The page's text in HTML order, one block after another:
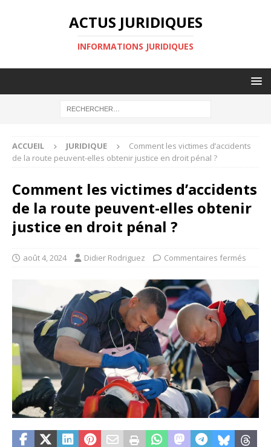
ACTUS JURIDIQUES
INFORMATIONS JURIDIQUES
ACCUEIL JURIDIQUE
Comment les victimes d’accidents
de la route peuvent-elles obtenir justice en droit pénal ?
Comment les victimes d’accidents
de la route peuvent-elles obtenir
justice en droit pénal ?
août 4, 2024 Didier Rodriguez Commentaires fermés